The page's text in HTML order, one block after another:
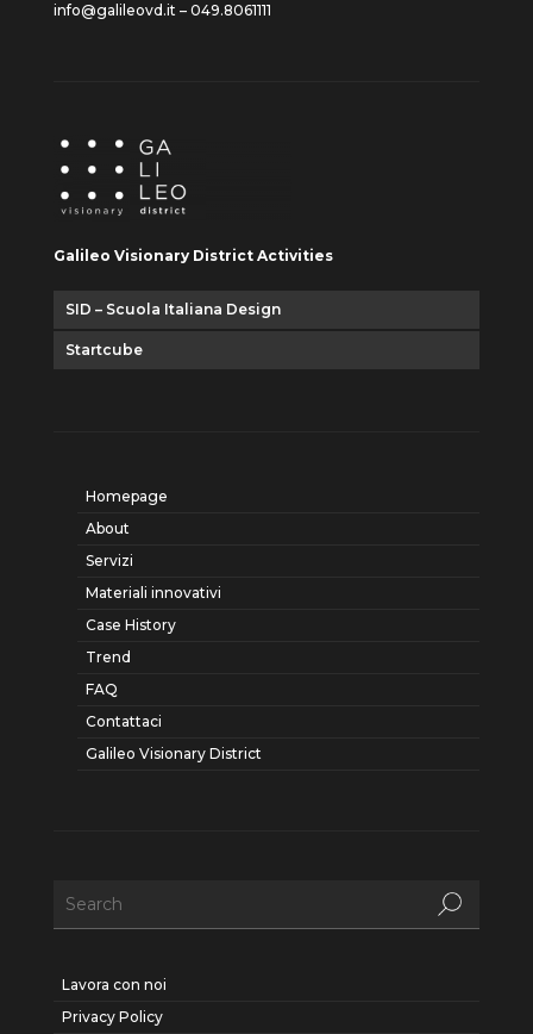
info@galileovd.it – 049.8061111
Galileo Visionary District Activities
SID – Scuola Italiana Design
Startcube
Homepage
About
Servizi
Materiali innovativi
Case History
Trend
FAQ
Contattaci
Galileo Visionary District
Lavora con noi
Privacy Policy